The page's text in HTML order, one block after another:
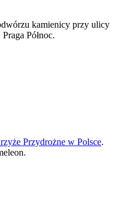
kamienicy przy ulicy
Północ.
Przydrożne w Polsce.